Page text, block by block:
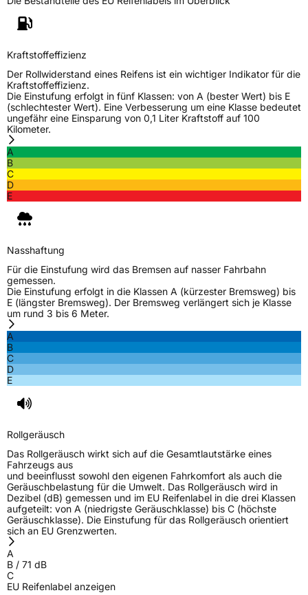
consumer.support@pirelli.com
Kraftstoffeffizienz
Der Rollwiderstand eines Reifens ist ein wichtiger Indikator für die
Kraftstoffeffizienz.
Die Einstufung erfolgt in fünf Klassen: von A (bester Wert) bis E
(schlechtester Wert). Eine Verbesserung um eine Klasse bedeutet
ungefähr eine Einsparung von 0,1 Liter Kraftstoff auf 100
Kilometer.
A
B
C
D
E
Nasshaftung
Für die Einstufung wird das Bremsen auf nasser Fahrbahn
gemessen.
Die Einstufung erfolgt in die Klassen A (kürzester Bremsweg) bis
E (längster Bremsweg). Der Bremsweg verlängert sich je Klasse
um rund 3 bis 6 Meter.
A
B
C
D
E
Rollgeräusch
Das Rollgeräusch wirkt sich auf die Gesamtlautstärke eines
Fahrzeugs aus
und beeinflusst sowohl den eigenen Fahrkomfort als auch die
Geräuschbelastung für die Umwelt. Das Rollgeräusch wird in
Dezibel (dB) gemessen und im EU Reifenlabel in die drei Klassen
aufgeteilt: von A (niedrigste Geräuschklasse) bis C (höchste
Geräuschklasse). Die Einstufung für das Rollgeräusch orientiert
sich an EU Grenzwerten.
A
B / 71 dB
C
EU Reifenlabel anzeigen